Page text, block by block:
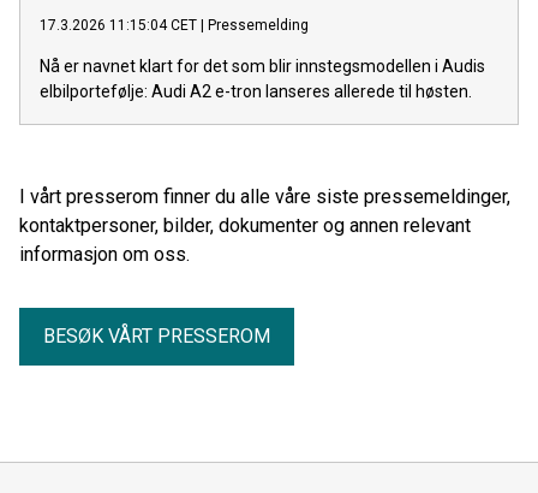
17.3.2026 11:15:04 CET Pressemelding
Nå er navnet klart for det som blir innstegsmodellen i Audis
elbilportefølje: Audi A2 e-tron lanseres allerede til høsten.
I vårt presserom finner du alle våre siste pressemeldinger,
kontaktpersoner, bilder, dokumenter og annen relevant
informasjon om oss.
BESØK VÅRT PRESSEROM